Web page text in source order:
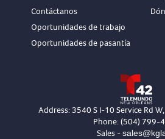
Contáctanos
Oportunidades de trabajo
Oportunidades de pasantía
Address: 3540 S I-10 Service Rd
Phone: (504) 799-
Sales -